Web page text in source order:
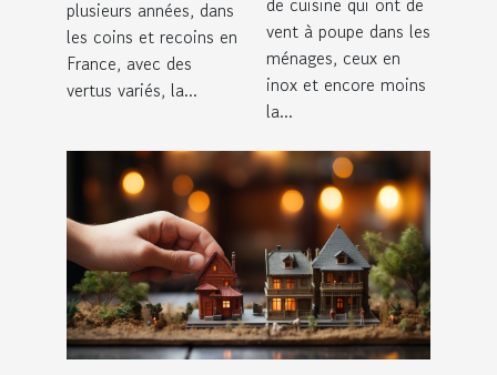
santé ?
plusieurs années, dans
les coins et recoins en
France, avec des
vertus variés, la...
maximale qui
convient ?
vent à poupe dans les
ménages, ceux en
inox et encore moins
la...